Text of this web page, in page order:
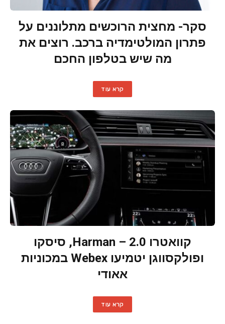
סקר- מחצית הרוכשים מתלוננים על
פתרון המולטימדיה ברכב. רוצים את
מה שיש בטלפון החכם
קרא עוד
קוואטרו 2.0 – Harman, סיסקו
ופולקסווגן יטמיעו Webex במכוניות
אאודי
קרא עוד